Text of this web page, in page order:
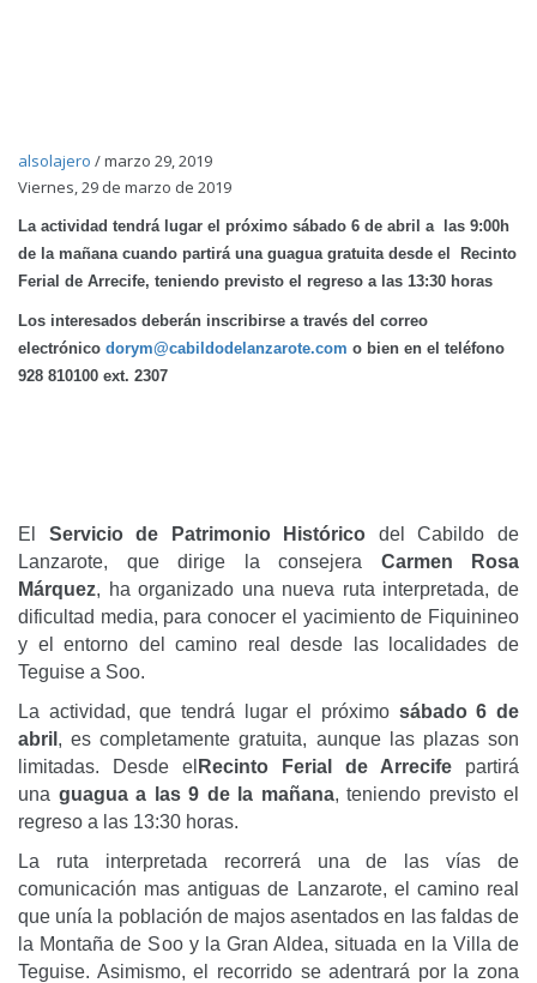
alsolajero /marzo 29, 2019
Viernes, 29 de marzo de 2019
La actividad tendrá lugar el próximo sábado 6 de abril a las 9:00h
de la mañana cuando partirá una guagua gratuita desde el Recinto
Ferial de Arrecife, teniendo previsto el regreso a las 13:30 horas
Los interesados deberán inscribirse a través del correo
electrónico dorym@cabildodelanzarote.com o bien en el teléfono
928 810100 ext. 2307
El Servicio de Patrimonio Histórico del Cabildo de
Lanzarote, que dirige la consejera Carmen Rosa
Márquez, ha organizado una nueva ruta interpretada, de
dificultad media, para conocer el yacimiento de Fiquinineo
y el entorno del camino real desde las localidades de
Teguise a Soo.
La actividad, que tendrá lugar el próximo sábado 6 de
abril , es completamente gratuita, aunque las plazas son
limitadas. Desde el Recinto Ferial de Arrecife partirá
una guagua a las 9 de la mañana, teniendo previsto el
regreso a las 13:30 horas.
La ruta interpretada recorrerá una de las vías de
comunicación mas antiguas de Lanzarote, el camino real
que unía la población de majos asentados en las faldas de
la Montaña de Soo y la Gran Aldea, situada en la Villa de
Teguise. Asimismo, el recorrido se adentrará por la zona